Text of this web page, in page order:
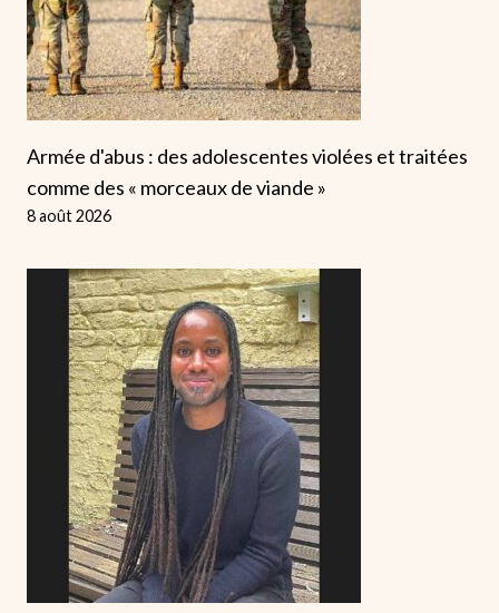
Armée d'abus : des adolescentes violées et traitées
comme des « morceaux de viande »
8 août 2026